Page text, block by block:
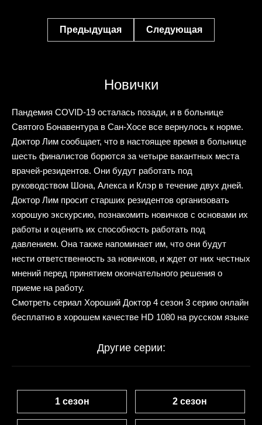
Предыдущая Следующая
Новички
Пандемия COVID-19 осталась позади, и в больнице
Святого Бонавентура в Сан-Хосе все вернулось к норме.
Доктор Лим сообщает, что в настоящее время в больнице
шесть финалистов борются за четыре вакантных места
врачей-резидентов. Они будут работать под
руководством Шона, Алекса и Клэр в течение двух дней.
Доктор Лим просит старших резидентов организовать
хорошую экскурсию, познакомить новичков с основами их
работы и оценить их способность работать под
давлением. Она также напоминает им, что они будут
нести ответственность за новичков, и ждет от них честных
мнений перед принятием окончательного решения о
приеме на работу.
Смотреть сериал Хороший Доктор 4 сезон 3 серию онлайн
бесплатно в хорошем качестве HD 1080 на русском языке
Другие серии:
1 сезон 2 сезон